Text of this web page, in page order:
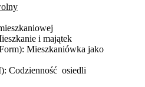
i majątek
Mieszkaniówka jako
Codzienność osiedli